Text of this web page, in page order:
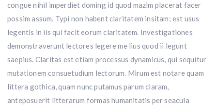
congue nihil imperdiet doming id quod mazim placerat facer
possim assum. Typi non habent claritatem insitam; est usus
legentis in iis qui facit eorum claritatem. Investigationes
demonstraverunt lectores legere me lius quod ii legunt
saepius. Claritas est etiam processus dynamicus, qui sequitur
mutationem consuetudium lectorum. Mirum est notare quam
littera gothica, quam nunc putamus parum claram,
anteposuerit litterarum formas humanitatis per seacula